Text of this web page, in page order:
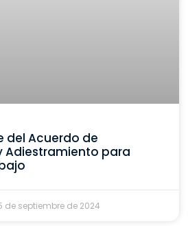
del Acuerdo de
Adiestramiento para
de septiembre de 2024